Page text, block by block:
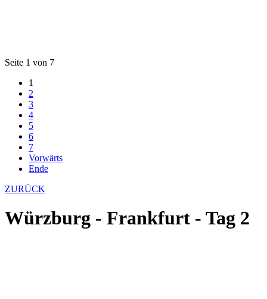
Seite 1 von 7
1
2
3
4
5
6
7
Vorwärts
Ende
ZURÜCK
Würzburg - Frankfurt - Tag 2